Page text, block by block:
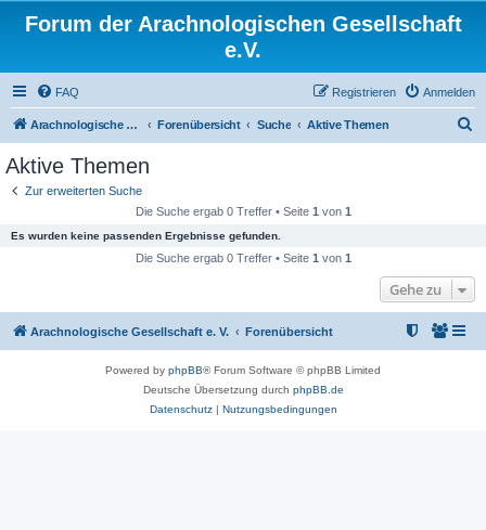
Forum der Arachnologischen Gesellschaft
e.V.
FAQ Anmelden
Registrieren
Arachnologische Gesellschaft e. V. Forenübersicht Suche Aktive Themen
Aktive Themen
Zur erweiterten Suche
Die Suche ergab 0 Treffer • Seite 1 von 1
Es wurden keine passenden Ergebnisse gefunden.
Die Suche ergab 0 Treffer • Seite 1 von 1
Gehe zu
Arachnologische Gesellschaft e. V. Forenübersicht
Powered by phpBB® Forum Software © phpBB Limited
Deutsche Übersetzung durch phpBB.de
Datenschutz| Nutzungsbedingungen